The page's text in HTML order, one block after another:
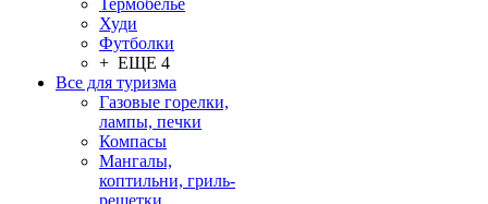
Термобелье
Худи
Футболки
+ ЕЩЕ 4
Все для туризма
Газовые горелки,
лампы, печки
Компасы
Мангалы,
коптильни, гриль-
решетки